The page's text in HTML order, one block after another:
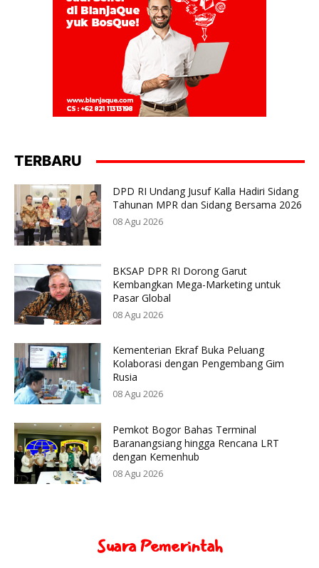
TERBARU
DPD RI Undang Jusuf Kalla Hadiri Sidang
Tahunan MPR dan Sidang Bersama 2026
08 Agu 2026
BKSAP DPR RI Dorong Garut
Kembangkan Mega-Marketing untuk
Pasar Global
08 Agu 2026
Kementerian Ekraf Buka Peluang
Kolaborasi dengan Pengembang Gim
Rusia
08 Agu 2026
Pemkot Bogor Bahas Terminal
Baranangsiang hingga Rencana LRT
dengan Kemenhub
08 Agu 2026
Suara Pemerintah